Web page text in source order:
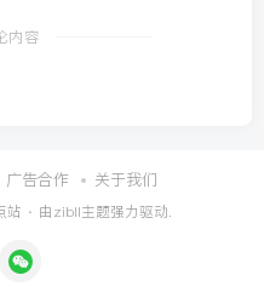
内容
广告合作 关于我们
站 · 由zibll主题强力驱动.